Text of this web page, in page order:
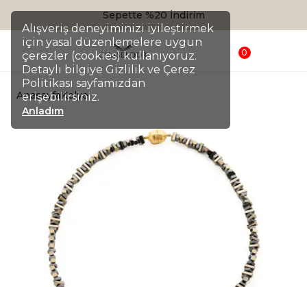
Alışveriş deneyiminizi iyileştirmek
için yasal düzenlemelere uygun
çerezler (cookies) kullanıyoruz.
Detaylı bilgiye Gizlilik ve Çerez
Politikası sayfamızdan
erişebilirsiniz.
Anladım
Sepette %20 İndirim
0
AnasayfaKolye